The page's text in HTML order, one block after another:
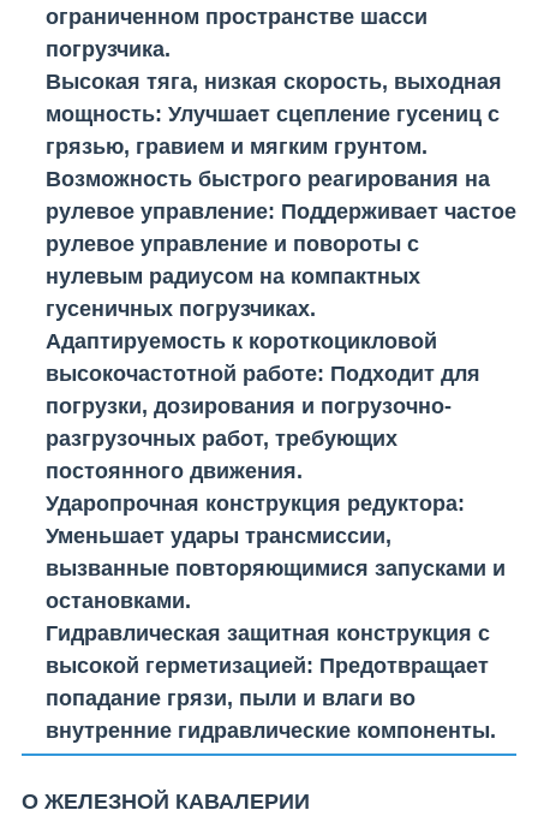
ограниченном пространстве шасси
погрузчика.
Высокая тяга, низкая скорость, выходная
мощность: Улучшает сцепление гусениц с
грязью, гравием и мягким грунтом.
Возможность быстрого реагирования на
рулевое управление: Поддерживает частое
рулевое управление и повороты с
нулевым радиусом на компактных
гусеничных погрузчиках.
Адаптируемость к короткоцикловой
высокочастотной работе: Подходит для
погрузки, дозирования и погрузочно-
разгрузочных работ, требующих
постоянного движения.
Ударопрочная конструкция редуктора:
Уменьшает удары трансмиссии,
вызванные повторяющимися запусками и
остановками.
Гидравлическая защитная конструкция с
высокой герметизацией: Предотвращает
попадание грязи, пыли и влаги во
внутренние гидравлические компоненты.
О ЖЕЛЕЗНОЙ КАВАЛЕРИИ